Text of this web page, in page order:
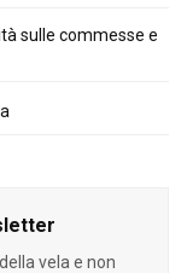
sulle commesse e
vela e non